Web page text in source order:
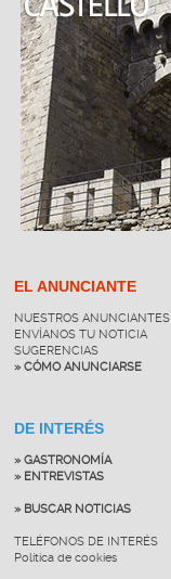
EL ANUNCIANTE
NUESTROS ANUNCIANTES
ENVÍANOS TU NOTICIA
SUGERENCIAS
» CÓMO ANUNCIARSE
DE INTERÉS
» GASTRONOMÍA
» ENTREVISTAS
» BUSCAR NOTICIAS
TELÉFONOS DE INTERÉS
Política de cookies